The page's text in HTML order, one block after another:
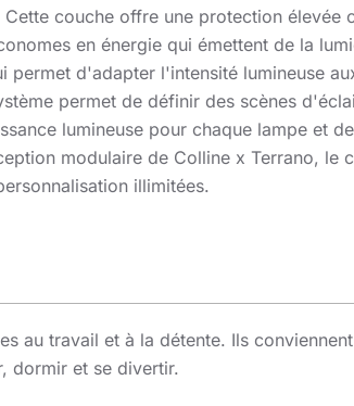
couche offre une protection
en énergie qui émettent de la
permet d'adapter l'intensité lumineuse
permet de définir des scènes
lumineuse pour chaque lampe et
modulaire de Colline x Terrano,
illimitées.
au travail et à la détente. Ils
dormir et se divertir.